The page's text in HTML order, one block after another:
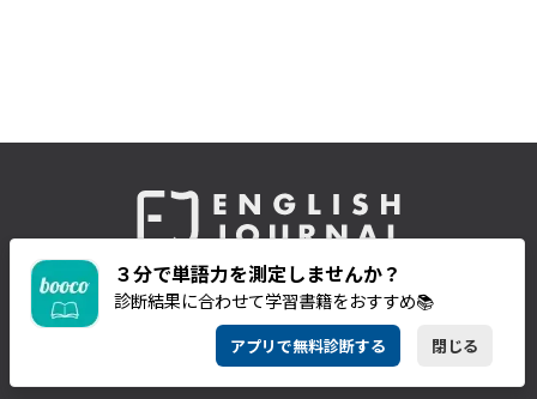
３分で単語力を測定しませんか？
診断結果に合わせて学習書籍をおすすめ📚
アプリで無料診断する 閉じる
by アルク